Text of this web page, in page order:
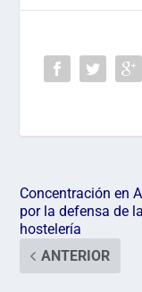
Concentración en
por la defensa de la
hostelería
ANTERIOR